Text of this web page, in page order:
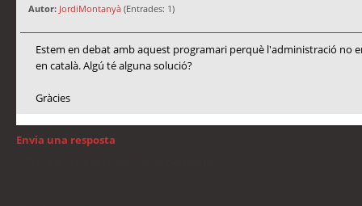
Autor: JordiMontanyà (Entrades: 1)
Estem en debat amb aquest programari perquè l'administració no
en català. Algú té alguna solució?
Gràcies
Envia una resposta